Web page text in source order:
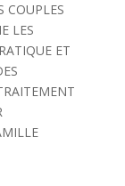
COUPLES
LES
ET